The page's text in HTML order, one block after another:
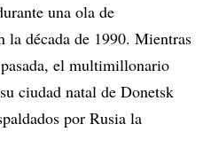
una ola de
la década de 1990. Mientras
el multimillonario
ciudad natal de Donetsk
por Rusia la